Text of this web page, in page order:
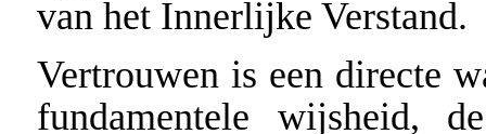
van het Innerlijke Verstand.
Vertrouwen is een directe
fundamentele wijsheid,